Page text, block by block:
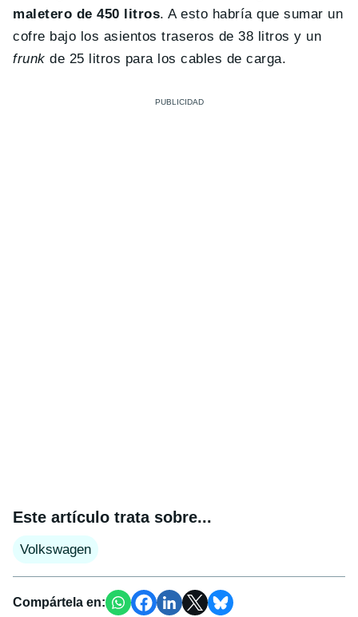
maletero de 450 litros. A esto habría que sumar un
cofre bajo los asientos traseros de 38 litros y un
frunkde 25 litros para los cables de carga.
Este artículo trata sobre...
Volkswagen
Compártela en: